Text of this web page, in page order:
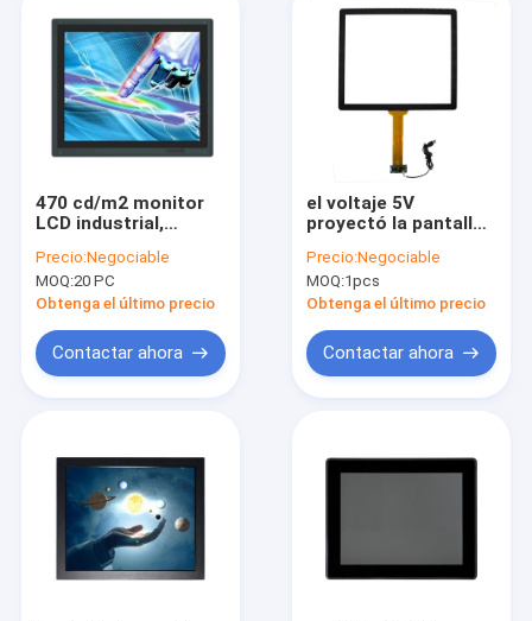
470 cd/m2 monitor
LCD industrial,
la pantalla táctil de
19 pulgadas
Precio:Negociable
MOQ:20 PC
Obtenga el último precio
Contactar ahora
el voltaje 5V
proyectó la pantalla
monitor del tacto de
la pulgada PCAP a
prueba de
Precio:Negociable
MOQ:1pcs
Obtenga el último precio
Contactar ahora